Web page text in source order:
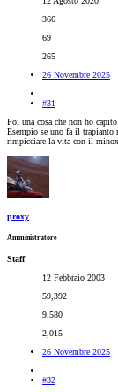
366
69
265
26 Novembre 2025
#31
Poi una cosa che non ho
Esempio se uno fa il trapianto
rimpicciare la vita con il
proxy
Amministratore
Staff
12 Febbraio 2003
59,392
9,580
2,015
26 Novembre 2025
#32